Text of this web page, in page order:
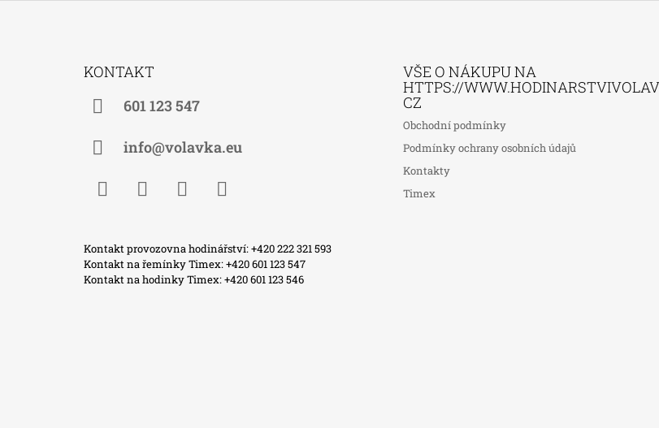
KONTAKT
601 123 547
info@volavka.eu
VŠE O NÁKUPU NA
HTTPS://
CZ
Obchodní podmínky
Podmínky ochrany osobních údajů
Kontakty
Timex
Kontakt provozovna hodinářství: +420 222 321 593
Kontakt na řemínky Timex: +420 601 123 547
Kontakt na hodinky Timex: +420 601 123 546